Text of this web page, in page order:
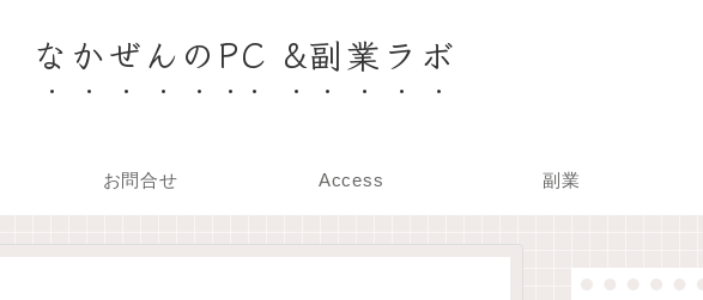
なかぜんのPC &副業ラボ
お問合せ Access 副業